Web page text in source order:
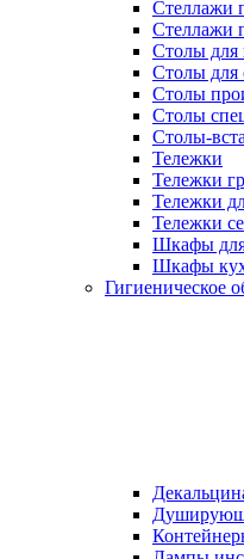
Стеллажи
Стеллажи
Столы для
Столы для
Столы
Столы
Столы-
Тележки
Тележки
Тележки
Тележки
Шкафы
Шкафы
Гигиеническое